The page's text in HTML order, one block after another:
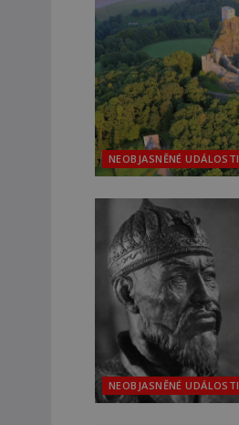
NEOBJASNĚNÉ UDÁLOSTI
NEOBJASNĚNÉ UDÁLOSTI